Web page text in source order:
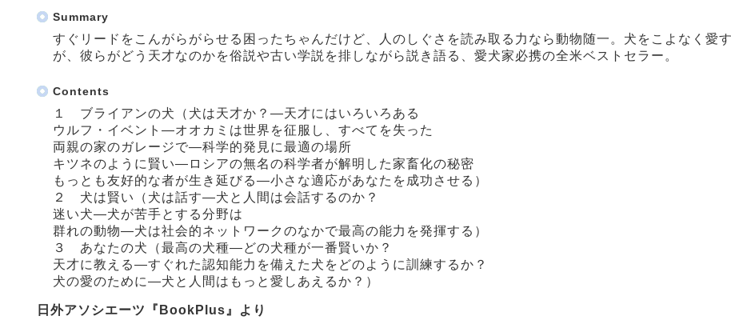
Summary
すぐリードをこんがらがらせる困ったちゃんだけど、人のしぐさを読み取る力なら動物随一。犬をこよなく愛
が、彼らがどう天才なのかを俗説や古い学説を排しながら説き語る、愛犬家必携の全米ベストセラー。
Contents
１ ブライアンの犬（犬は天才か？―天才にはいろいろある
ウルフ・イベント―オオカミは世界を征服し、すべてを失った
両親の家のガレージで―科学的発見に最適の場所
キツネのように賢い―ロシアの無名の科学者が解明した家畜化の秘密
もっとも友好的な者が生き延びる―小さな適応があなたを成功させる）
２ 犬は賢い（犬は話す―犬と人間は会話するのか？
迷い犬―犬が苦手とする分野は
群れの動物―犬は社会的ネットワークのなかで最高の能力を発揮する）
３ あなたの犬（最高の犬種―どの犬種が一番賢いか？
天才に教える―すぐれた認知能力を備えた犬をどのように訓練するか？
犬の愛のために―犬と人間はもっと愛しあえるか？）
日外アソシエーツ『BookPlus』より